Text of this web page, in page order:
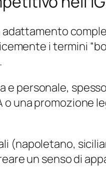
i termini
personale,
una promozione
(napoletano,
un senso di